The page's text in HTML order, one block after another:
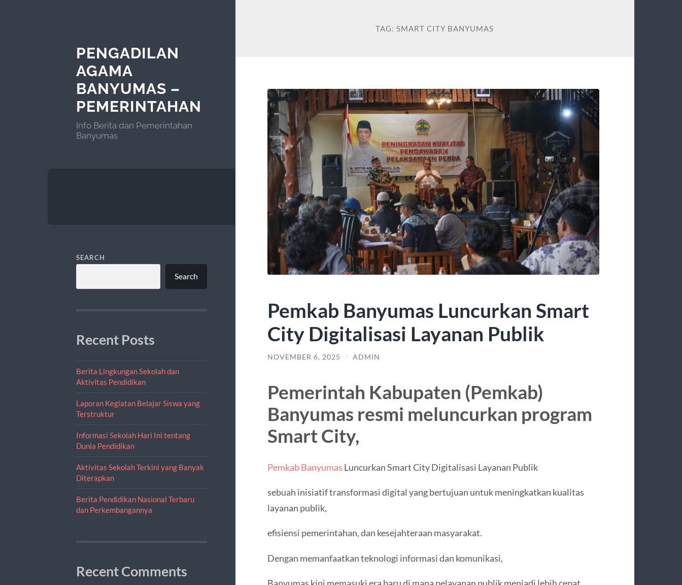
PENGADILAN
AGAMA
BANYUMAS –
PEMERINTAHAN
Info Berita dan Pemerintahan
Banyumas
SEARCH
Search
Recent Posts
Berita Lingkungan Sekolah dan
Aktivitas Pendidikan
Laporan Kegiatan Belajar Siswa yang
Terstruktur
Informasi Sekolah Hari Ini tentang
Dunia Pendidikan
Aktivitas Sekolah Terkini yang Banyak
Diterapkan
Berita Pendidikan Nasional Terbaru
dan Perkembangannya
Recent Comments
TAG:SMART CITY BANYUMAS
Pemkab Banyumas Luncurkan Smart
City Digitalisasi Layanan Publik
NOVEMBER 6, 2025 / ADMIN
Pemerintah Kabupaten (Pemkab)
Banyumas resmi meluncurkan program
Smart City,
Pemkab Banyumas Luncurkan Smart City Digitalisasi Layanan Publik
sebuah inisiatif transformasi digital yang bertujuan untuk meningkatkan kualitas
layanan publik,
efisiensi pemerintahan, dan kesejahteraan masyarakat.
Dengan memanfaatkan teknologi informasi dan komunikasi,